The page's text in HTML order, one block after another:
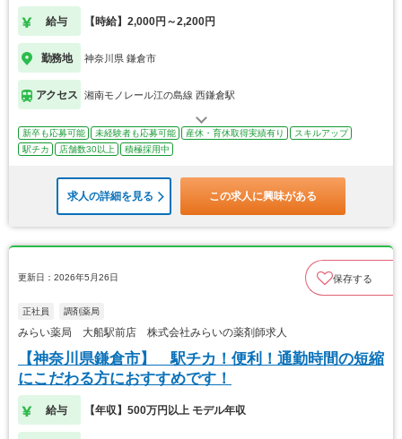
給与 【時給】2,000円～2,200円
勤務地 神奈川県 鎌倉市
アクセス 湘南モノレール江の島線 西鎌倉駅
新卒も応募可能 未経験者も応募可能 産休・育休取得実績有り
スキルアップ
駅チカ
店舗数30以上 積極採用中
求人の詳細を見る この求人に興味がある
更新日：2026年5月26日 保存する
正社員 調剤薬局
みらい薬局 大船駅前店 株式会社みらいの薬剤師求人
【神奈川県鎌倉市】 駅チカ！便利！通勤時間の短縮
にこだわる方におすすめです！
給与 【年収】500万円以上 モデル年収